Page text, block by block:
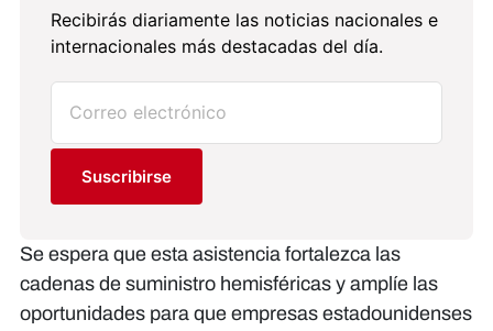
Recibirás diariamente las noticias nacionales e
internacionales más destacadas del día.
Suscribirse
Se espera que esta asistencia fortalezca las
cadenas de suministro hemisféricas y amplíe las
oportunidades para que empresas estadounidenses